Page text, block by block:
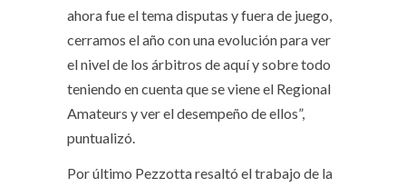
ahora fue el tema disputas y fuera de juego,
cerramos el año con una evolución para ver
el nivel de los árbitros de aquí y sobre todo
teniendo en cuenta que se viene el Regional
Amateurs y ver el desempeño de ellos”,
puntualizó.
Por último Pezzotta resaltó el trabajo de la